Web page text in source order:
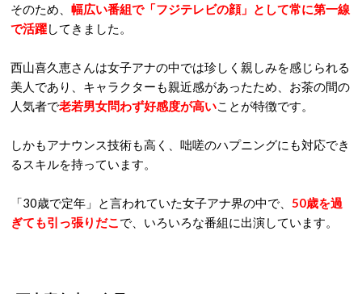
そのため、 幅広い番組で「フジテレビの顔」として常に第一線
で活躍してきました。
西山喜久恵さんは女子アナの中では珍しく親しみを感じられる
美人であり、キャラクターも親近感があったため、お茶の間の
人気者で老若男女問わず好感度が高いことが特徴です。
しかもアナウンス技術も高く、咄嗟のハプニングにも対応でき
るスキルを持っています。
「30歳で定年」と言われていた女子アナ界の中で、 50歳を過
ぎても引っ張りだこ で、いろいろな番組に出演しています。